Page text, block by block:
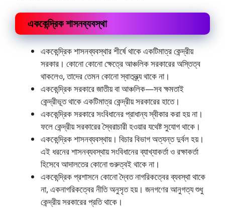
এককেন্দ্রিক শাসনব্যবস্থা
এককেন্দ্রিক শাসনব্যবস্থার শীর্ষে থাকে একটিমাত্র কেন্দ্রীয়
সরকার। কোনাে কোনাে ক্ষেত্রে আঞ্চলিক সরকারের অস্তিত্ব
থাকলেও, তাদের তেমন কোনাে স্বাতন্ত্র্য থাকে না।
এককেন্দ্রিক সরকারে জাতীয় বা আঞ্চলিক—সব ক্ষমতাই
কেন্দ্রীভূত থাকে একটিমাত্র কেন্দ্রীয় সরকারের হাতে।
এককেন্দ্রিক সরকারে সংবিধানের প্রাধান্য স্বীকার করা হয় না।
ফলে কেন্দ্রীয় সরকারের স্বৈরাচারী হওয়ার যথেষ্ট সুযােগ থাকে।
এককেন্দ্রিক শাসনব্যবস্থায়। বিচার বিভাগ অত্যন্ত দুর্বল হয়।
এই ধরনের শাসনব্যবস্থায় সংবিধানের ব্যাখ্যাকর্তা ও রক্ষাকর্তা
হিসেবে আদালতের কোনাে গুরুত্বই থাকে না।
এককেন্দ্রিক প্রশাসনে কোনাে দ্বৈত নাগরিকত্বের ব্যবস্থা থাকে
না, একনাগরিকত্বের নীতি অনুসৃত হয়। জনগণের আনুগত্য শুধু
কেন্দ্রীয় সরকারের প্রতি থাকে।